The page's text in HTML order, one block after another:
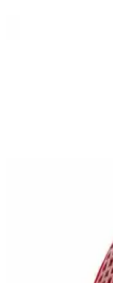
Bebekler İçin
Bebek Crocs
adımlarını
çocuklar için
Hoşgeldin
Ayakkabı